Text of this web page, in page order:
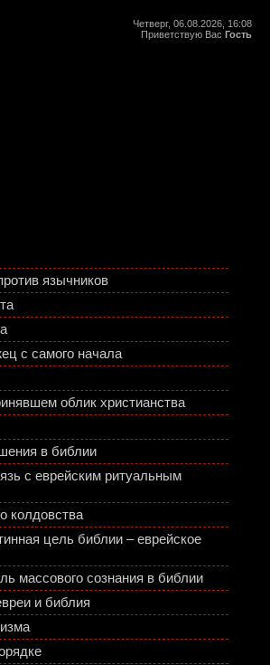
Четверг, 06.08.2026, 16:08
Приветствую Вас Гость
язычников
с самого начала
облик христианства
в библии
с еврейским ритуальным
колдовства
цель библии – еврейское
массового сознания в библии
и библия